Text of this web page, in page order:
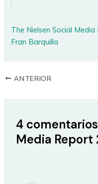
The Nielsen Social
Fran Barquilla
ANTERIOR
4
Media Report